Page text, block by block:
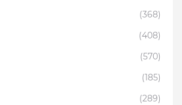
(368)
(408)
(570)
(185)
(289)